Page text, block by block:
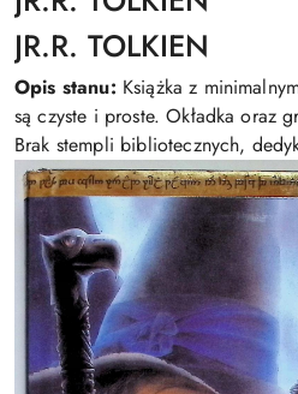
JR.R. TOLKIEN
Opis stanu: Książka z
są czyste i proste. Okładka oraz
Brak stempli bibliotecznych,